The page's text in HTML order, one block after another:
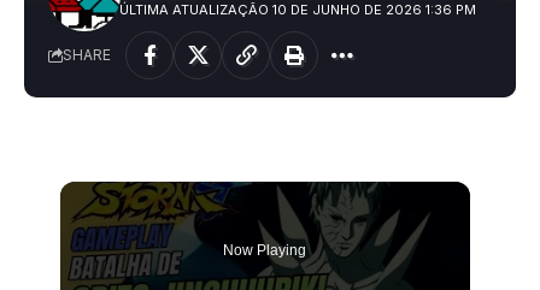
ÚLTIMA ATUALIZAÇÃO 10 DE JUNHO DE 2026 1:36 PM
SHARE
Now Playing